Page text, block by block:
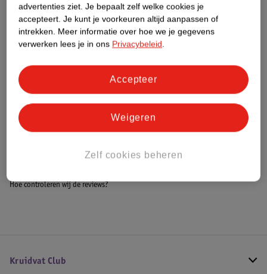
Dit product heeft (nog) geen Nature
Impact Score.
Meer informatie
Bestel & Bezorginformatie
Bekijk ook
Elizabeth Arden Alle Damesparfum
Hoe controleren wij de reviews?
Kruidvat Club
advertenties ziet. Je bepaalt zelf welke cookies je
accepteert. Je kunt je voorkeuren altijd aanpassen of
intrekken. Meer informatie over hoe we je gegevens
verwerken lees je in ons Privacybeleid.
Zelf cookies beheren
Weigeren
Accepteer